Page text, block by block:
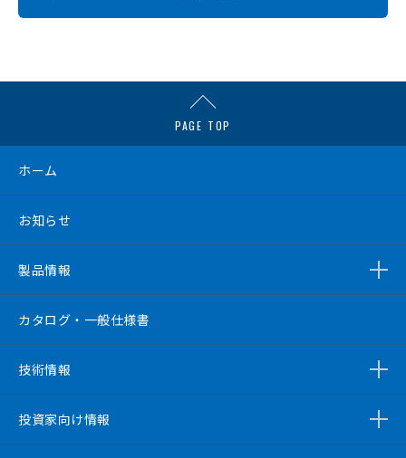
PAGE TOP
ホーム
お知らせ
製品情報
カタログ・一般仕様書
技術情報
投資家向け情報